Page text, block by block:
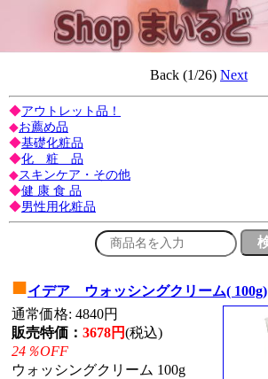
Back (1/26) Next
◆アウトレット品！
◆お薦め品
◆基礎化粧品
◆化 粧 品
◆スキンケア・その他
◆健 康 食 品
◆男性用化粧品
■イデア ウォッシングクリーム( 100g)
通常価格: 4840円
販売特価： 3678円(税込)
24％OFF
ウォッシングクリーム 100g